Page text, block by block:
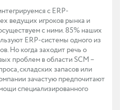
с ERP-
ведущих игроков рынка и
с ними. 85% наших
ERP-системы одного из
Но когда заходит речь о
проблем в области SCM –
складских запасов или
зачастую предпочитают
специализированного